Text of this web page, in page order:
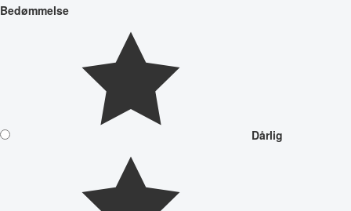
Bedømmelse
Dårlig